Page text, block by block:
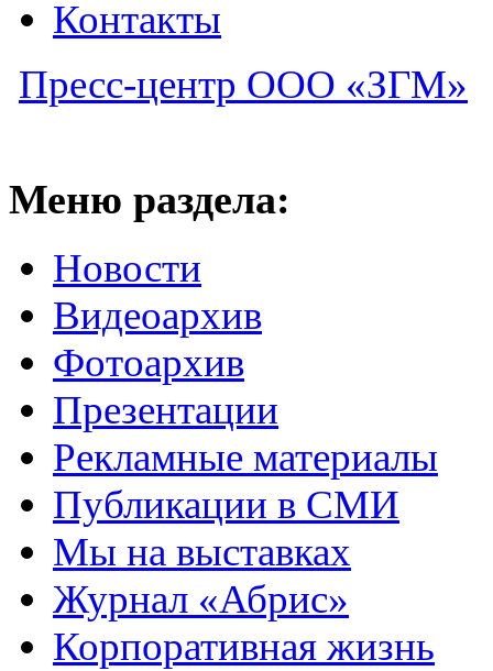
Контакты
Пресс-центр ООО «ЗГМ»
Меню раздела:
Новости
Видеоархив
Фотоархив
Презентации
Рекламные материалы
Публикации в СМИ
Мы на выставках
Журнал «Абрис»
Корпоративная жизнь